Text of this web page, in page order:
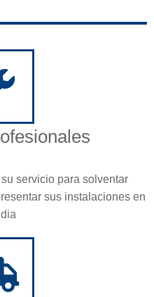
servicio para solventar
sus instalaciones en